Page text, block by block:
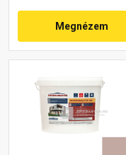
Megnézem